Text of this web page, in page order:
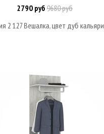
2790 руб 9680 руб
2 127 Вешалка, цвет дуб кальяри